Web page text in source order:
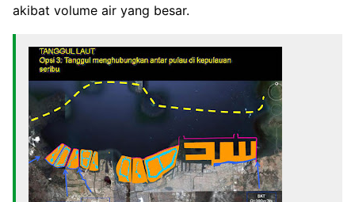
akibat volume air yang besar.